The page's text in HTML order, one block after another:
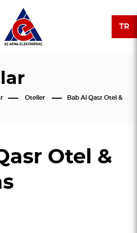
TR
Oteller
Bab Al Qasr Otel &
Otel &